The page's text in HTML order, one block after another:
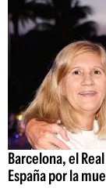
Barcelona, el
España por la